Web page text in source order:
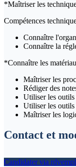
*Maîtriser les
Compétences
Connaître
Connaître la
*Connaître les
Maîtriser les
Rédiger des
Utiliser les
Utiliser les
Maîtriser les
Contact et
Candidater via